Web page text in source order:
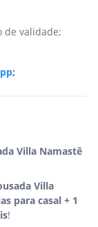
de validade;
;
Villa Namastê
Villa
para casal + 1
!